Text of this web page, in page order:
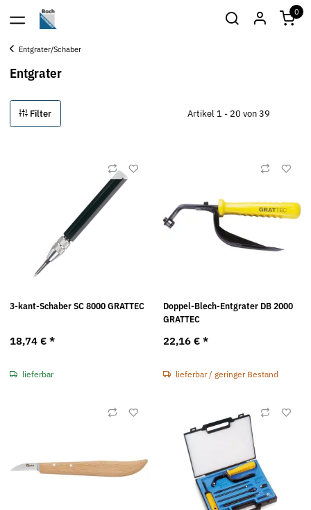
0
Entgrater/Schaber
Entgrater
Filter Artikel 1 - 20 von 39
3-kant-Schaber SC 8000 GRATTEC
18,74 € *
lieferbar
Doppel-Blech-Entgrater DB 2000
GRATTEC
22,16 € *
lieferbar / geringer Bestand